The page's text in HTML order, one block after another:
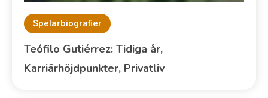
Spelarbiografier
Teófilo Gutiérrez: Tidiga år,
Karriärhöjdpunkter, Privatliv